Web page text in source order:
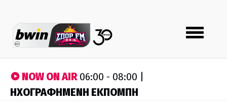
Toggle
navigation
NOW ON AIR06:00 - 08:00 |
ΗΧΟΓΡΑΦΗΜΕΝΗ ΕΚΠΟΜΠΗ